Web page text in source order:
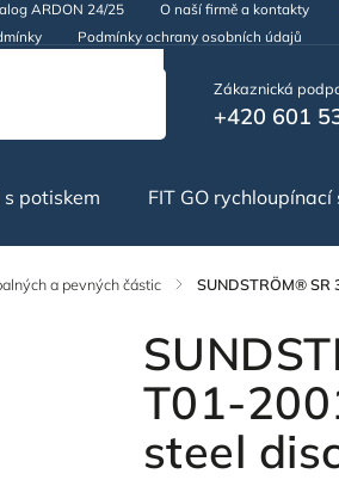
ARDON 24/25 O naší firmě a kontakty
Podmínky ochrany osobních údajů
Zákaznická
+420 601
potiskem FIT GO
a pevných částic / SUNDSTRÖM® SR
T01-
steel